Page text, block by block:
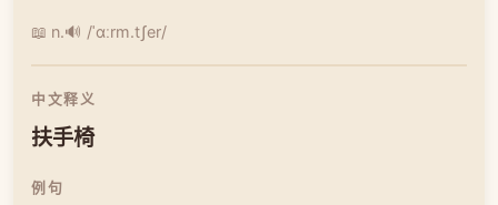
📖 n.🔊 /ˈɑːrm.tʃer/
中文释义
扶手椅
例句